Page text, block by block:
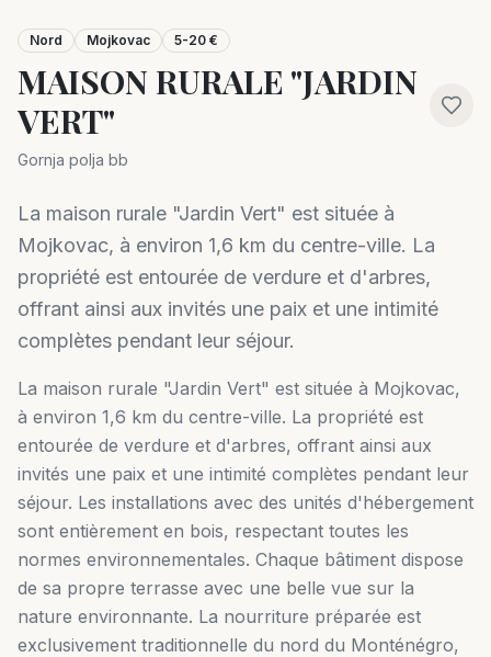
Nord Mojkovac 5-20 €
MAISON RURALE "JARDIN
VERT"
Gornja polja bb
La maison rurale "Jardin Vert" est située à
Mojkovac, à environ 1,6 km du centre-ville. La
propriété est entourée de verdure et d'arbres,
offrant ainsi aux invités une paix et une intimité
complètes pendant leur séjour.
La maison rurale "Jardin Vert" est située à Mojkovac,
à environ 1,6 km du centre-ville. La propriété est
entourée de verdure et d'arbres, offrant ainsi aux
invités une paix et une intimité complètes pendant leur
séjour. Les installations avec des unités d'hébergement
sont entièrement en bois, respectant toutes les
normes environnementales. Chaque bâtiment dispose
de sa propre terrasse avec une belle vue sur la
nature environnante. La nourriture préparée est
exclusivement traditionnelle du nord du Monténégro,